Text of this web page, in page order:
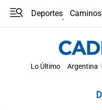
Deportes Caminos
Lo Último Argentina